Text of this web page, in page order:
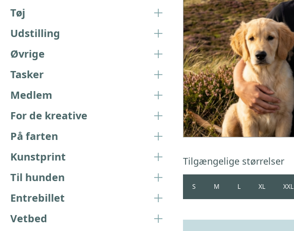
Tøj
Udstilling
Øvrige
Tasker
Medlem
For de kreative
På farten
Kunstprint
Til hunden
Entrebillet
Vetbed
Tilgængelige størrelser
S M L XL XXL